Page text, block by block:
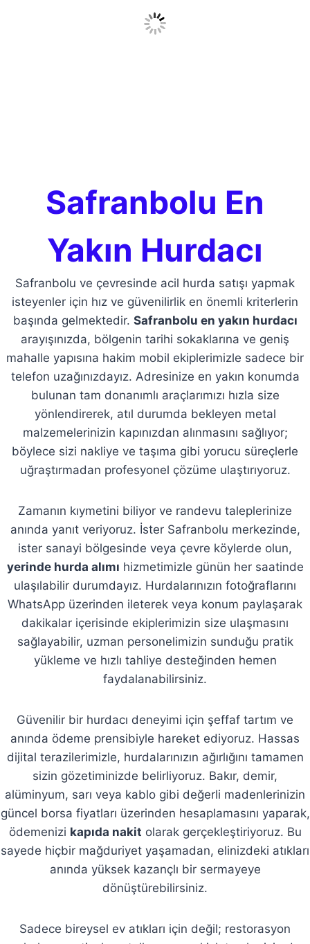
Safranbolu En
Yakın Hurdacı
Safranbolu ve çevresinde acil hurda satışı yapmak
isteyenler için hız ve güvenilirlik en önemli kriterlerin
başında gelmektedir. Safranbolu en yakın hurdacı
arayışınızda, bölgenin tarihi sokaklarına ve geniş
mahalle yapısına hakim mobil ekiplerimizle sadece bir
telefon uzağınızdayız. Adresinize en yakın konumda
bulunan tam donanımlı araçlarımızı hızla size
yönlendirerek, atıl durumda bekleyen metal
malzemelerinizin kapınızdan alınmasını sağlıyor;
böylece sizi nakliye ve taşıma gibi yorucu süreçlerle
uğraştırmadan profesyonel çözüme ulaştırıyoruz.
Zamanın kıymetini biliyor ve randevu taleplerinize
anında yanıt veriyoruz. İster Safranbolu merkezinde,
ister sanayi bölgesinde veya çevre köylerde olun,
yerinde hurda alımı hizmetimizle günün her saatinde
ulaşılabilir durumdayız. Hurdalarınızın fotoğraflarını
WhatsApp üzerinden ileterek veya konum paylaşarak
dakikalar içerisinde ekiplerimizin size ulaşmasını
sağlayabilir, uzman personelimizin sunduğu pratik
yükleme ve hızlı tahliye desteğinden hemen
faydalanabilirsiniz.
Güvenilir bir hurdacı deneyimi için şeffaf tartım ve
anında ödeme prensibiyle hareket ediyoruz. Hassas
dijital terazilerimizle, hurdalarınızın ağırlığını tamamen
sizin gözetiminizde belirliyoruz. Bakır, demir,
alüminyum, sarı veya kablo gibi değerli madenlerinizin
güncel borsa fiyatları üzerinden hesaplamasını yaparak,
ödemenizi kapıda nakit olarak gerçekleştiriyoruz. Bu
sayede hiçbir mağduriyet yaşamadan, elinizdeki atıkları
anında yüksek kazançlı bir sermayeye
dönüştürebilirsiniz.
Sadece bireysel ev atıkları için değil; restorasyon